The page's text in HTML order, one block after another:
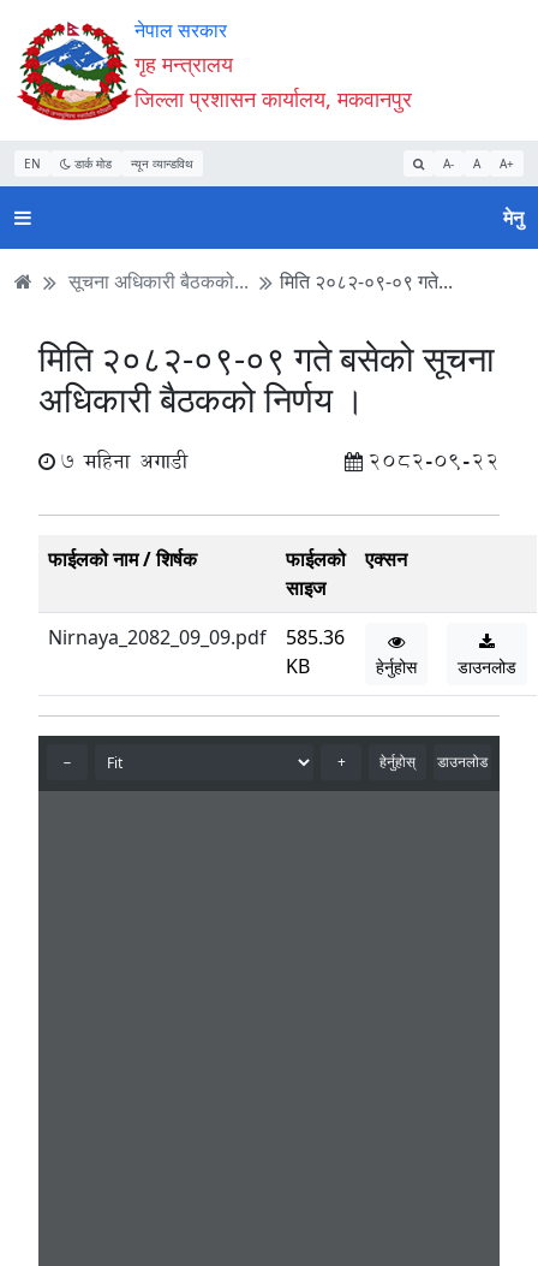
Accessibility
Mode
सुरु
गर्नुहोस्
सामाग्री
पढ्नुहाेस्
नेभिगेसन
पढ्नुहाेस्
वेबसाइट
खोजमा
जानुहोस्
नेपाल सरकार
गृह मन्त्रालय
जिल्ला प्रशासन कार्यालय, मकवानपुर
EN डार्क मोड न्यून व्यान्डविथ A- A A+
मेनु
सूचना अधिकारी बैठकको... मिति २०८२-०९-०९ गते...
मिति २०८२-०९-०९ गते बसेको सूचना
अधिकारी बैठकको निर्णय ।
7 महिना अगाडी 2082-09-22
फाईलको नाम / शिर्षक
फाईलको
साइज
एक्सन
Nirnaya_2082_09_09.pdf
585.36
KB
हेर्नुहोस डाउनलोड